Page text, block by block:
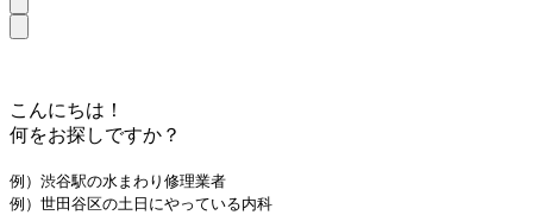
こんにちは！
何をお探しですか？
例）渋谷駅の水まわり修理業者
例）世田谷区の土日にやっている内科